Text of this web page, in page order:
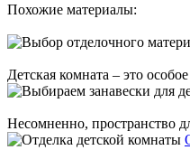
Похожие материалы:
Детская комната – это
Несомненно, пространство